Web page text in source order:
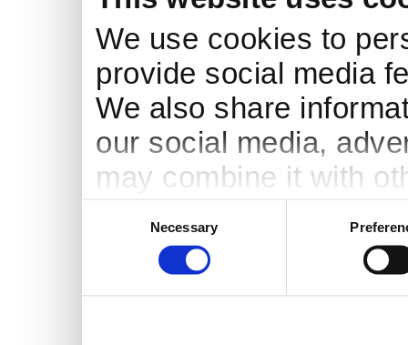
We use cookies to
provide social media
We also share
our social media,
may combine it with
services.
Necessary